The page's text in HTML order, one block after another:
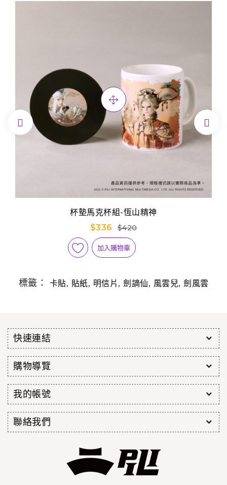
杯墊馬克杯組-恆山精神
$336
$420
加入購物車
 
標籤： 卡貼, 貼紙, 明信片 , 劍謫仙, 風雲兒, 劍風雲
快速連結
購物導覽
我的帳號
聯絡我們